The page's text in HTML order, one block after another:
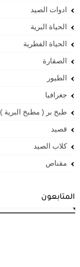
ادوات الصيد
الحياة البرية
الحياة الفطرية
الصقارة
الطيور
جغرافيا
طبخ بر ( مطبخ البرية )
قصيد
كلاب الصيد
مقناص
المتابعون